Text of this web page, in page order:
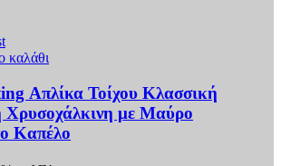
καλάθι
Απλίκα Τοίχου Κλασσική
Χρυσοχάλκινη με Μαύρο
Καπέλο